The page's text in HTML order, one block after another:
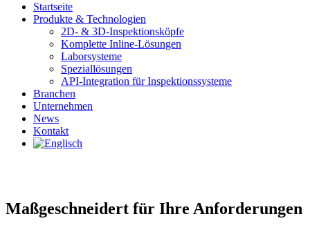
Startseite
Produkte & Technologien
2D- & 3D-Inspektionsköpfe
Komplette Inline-Lösungen
Laborsysteme
Speziallösungen
API-Integration für Inspektionssysteme
Branchen
Unternehmen
News
Kontakt
Maßgeschneidert für Ihre Anforderungen